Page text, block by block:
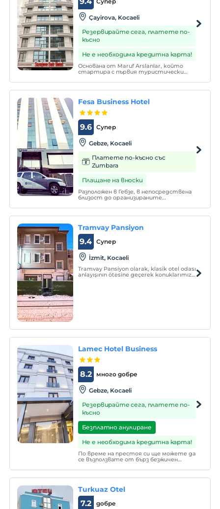
Çayirova, Kocaeli
Резервирайте сега, платете по-
късно
Не е необходима кредитна карта!
Основана от Maruf Arslanlar, който
стартира с първия туристически
Maruf Arslanlar Group of Companies
навлезе в туристическия сектор като
Management.
Fesa Business Hotel
Супер
9.6
Gebze, Kocaeli
Платете по-късно със
Zumbara
Плащане на вноски
Разположен в Гебзе, в непосредствена
близост до организираните
предлага алтернатива за настаняване,
която може да бъде предпочитана за
удобствата, които предоставя.
Tramvay Pansiyon
Супер
9.4
İzmit, Kocaeli
Tramvay Pansiyon olarak, klasik otel odası
anlayışının ötesine geçerek konuklarımıza
Lamec Hotel Business
много добре
8.2
Gebze, Kocaeli
Резервирайте сега, платете по-
късно
Безплатно анулиране
Не е необходима кредитна карта!
По време на престоя си ще можете да
се възползвате от бърз безжичен
компютър, принтер, скенер,
аудиовизуално оборудване, оборудване
секретарски услуги в нашия бизнес
център, който е създаден, за да б
Turkuaz Otel
добре
7.2